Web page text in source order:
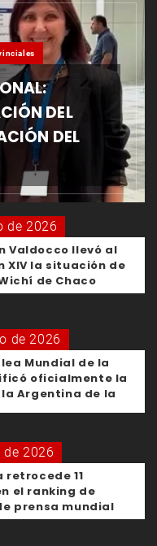
DEL
DEL
de 2026
Valdocco llevó al
XIV la situación de
de Chaco
de 2026
Mundial de la
oficialmente la
Argentina de la
2026
11
el ranking de
prensa mundial